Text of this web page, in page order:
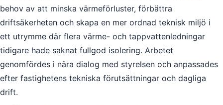
behov av att minska värmeförluster, förbättra
driftsäkerheten och skapa en mer ordnad teknisk miljö i
ett utrymme där flera värme- och tappvattenledningar
tidigare hade saknat fullgod isolering. Arbetet
genomfördes i nära dialog med styrelsen och anpassades
efter fastighetens tekniska förutsättningar och dagliga
drift.